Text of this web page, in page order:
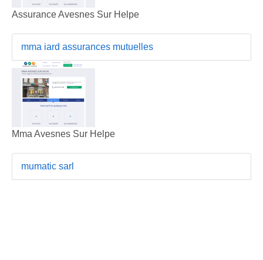
Assurance Avesnes Sur Helpe
mma iard assurances mutuelles
Mma Avesnes Sur Helpe
mumatic sarl